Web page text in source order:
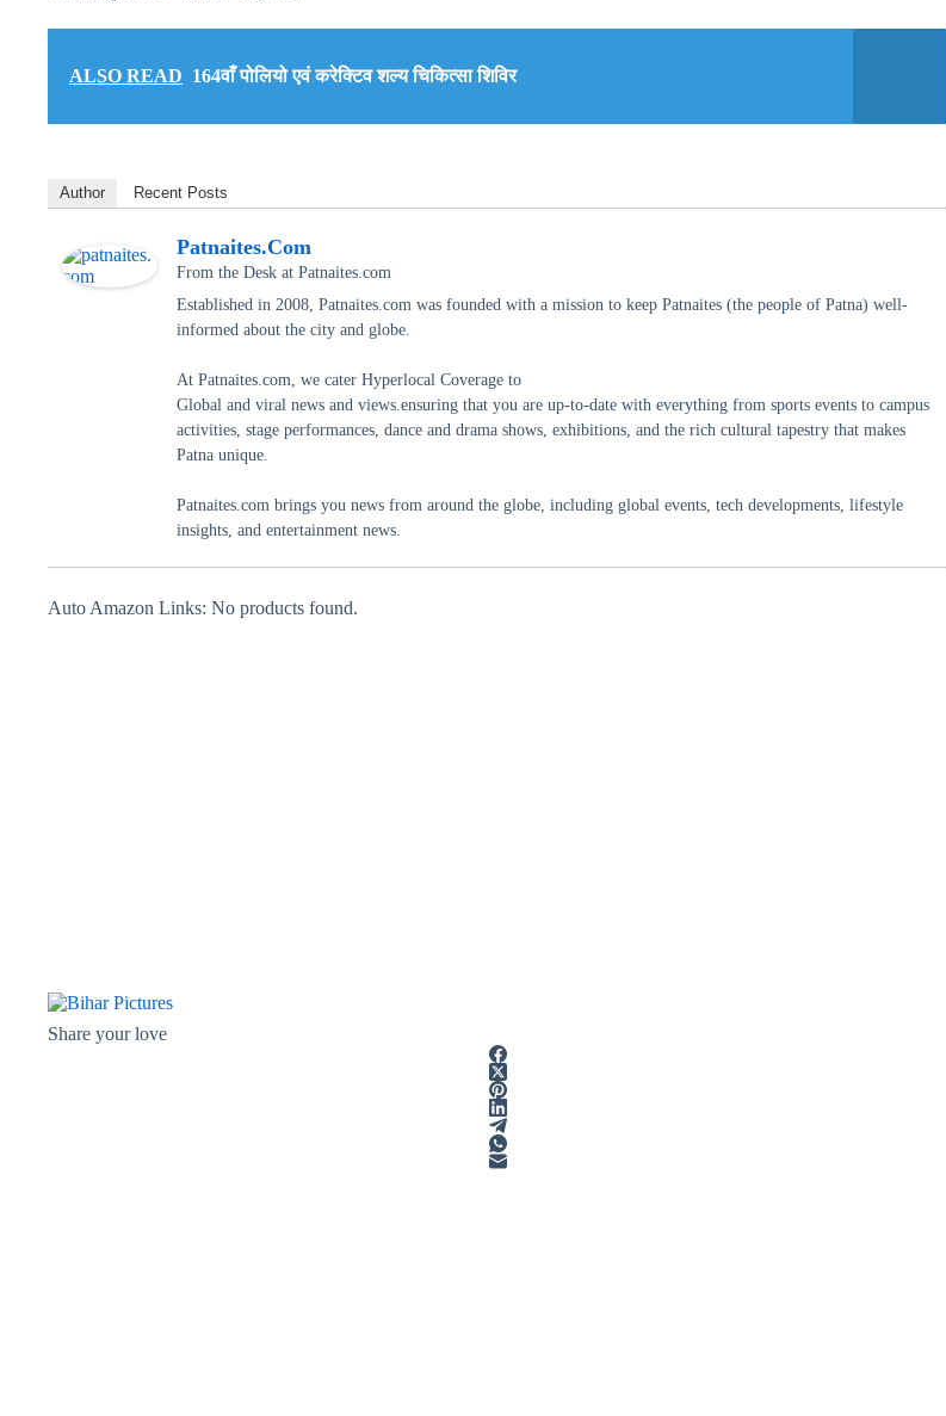
ALSO READ 164वाँ पोलियो एवं करेक्टिव शल्य चिकित्सा शिविर
Author Recent Posts
Patnaites.com
From the Desk at Patnaites.com
Established in 2008, Patnaites.com was founded with a mission to keep Patnaites (the people of Patna) well-
informed about the city and globe.
At Patnaites.com, we cater Hyperlocal Coverage to
Global and viral news and views.ensuring that you are up-to-date with everything from sports events to campus
activities, stage performances, dance and drama shows, exhibitions, and the rich cultural tapestry that makes
Patna unique.
Patnaites.com brings you news from around the globe, including global events, tech developments, lifestyle
insights, and entertainment news.
Auto Amazon Links: No products found.
Share your love